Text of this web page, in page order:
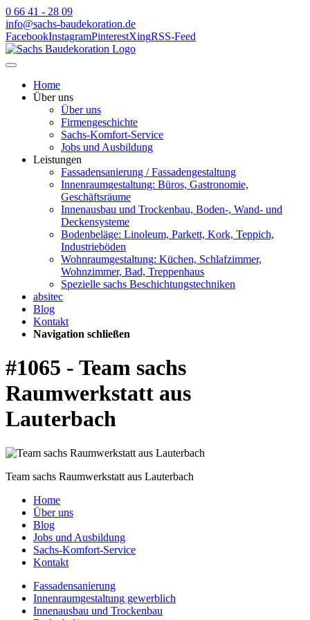
0 66 41 - 28 09
info@sachs-baudekoration.de
FacebookInstagramPinterestXingRSS-Feed
Home
Über uns
Über uns
Firmengeschichte
Sachs-Komfort-Service
Jobs und Ausbildung
Leistungen
Fassadensanierung / Fassadengestaltung
Innenraumgestaltung: Büros, Gastronomie,
Geschäftsräume
Innenausbau und Trockenbau, Boden-, Wand- und
Deckensysteme
Bodenbeläge: Linoleum, Parkett, Kork, Teppich,
Industrieböden
Wohnraumgestaltung: Küchen, Schlafzimmer,
Wohnzimmer, Bad, Treppenhaus
Spezielle sachs Beschichtungstechniken
absitec
Blog
Kontakt
Navigation schließen
#1065 - Team sachs
Raumwerkstatt aus
Lauterbach
Team sachs Raumwerkstatt aus Lauterbach
Home
Über uns
Blog
Jobs und Ausbildung
Sachs-Komfort-Service
Kontakt
Fassadensanierung
Innenraumgestaltung gewerblich
Innenausbau und Trockenbau